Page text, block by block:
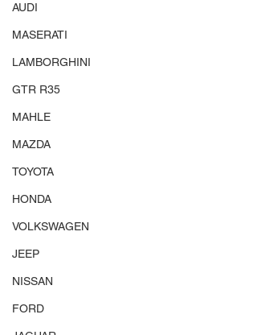
AUDI
MASERATI
LAMBORGHINI
GTR R35
MAHLE
MAZDA
TOYOTA
HONDA
VOLKSWAGEN
JEEP
NISSAN
FORD